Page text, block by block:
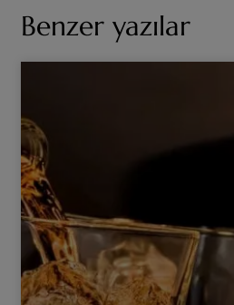
Benzer yazılar